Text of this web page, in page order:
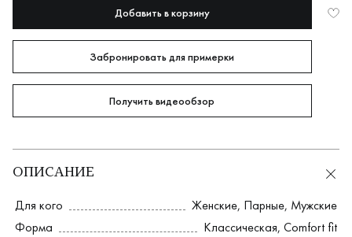
Добавить в корзину
Забронировать для примерки
Получить видеообзор
ОПИСАНИЕ
Для кого Женские, Парные, Мужские
Форма
Классическая, Comfort fit